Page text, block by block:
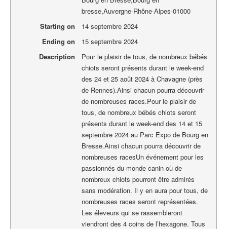
bresse,Auvergne-Rhône-Alpes-01000
Starting on
14 septembre 2024
Ending on
15 septembre 2024
Description
Pour le plaisir de tous, de nombreux bébés
chiots seront présents durant le week-end
des 24 et 25 août 2024 à Chavagne (près
de Rennes).Ainsi chacun pourra découvrir
de nombreuses races.Pour le plaisir de
tous, de nombreux bébés chiots seront
présents durant le week-end des 14 et 15
septembre 2024 au Parc Expo de Bourg en
Bresse.Ainsi chacun pourra découvrir de
nombreuses racesUn événement pour les
passionnés du monde canin où de
nombreux chiots pourront être admirés
sans modération. Il y en aura pour tous, de
nombreuses races seront représentées.
Les éleveurs qui se rassembleront
viendront des 4 coins de l’hexagone. Tous